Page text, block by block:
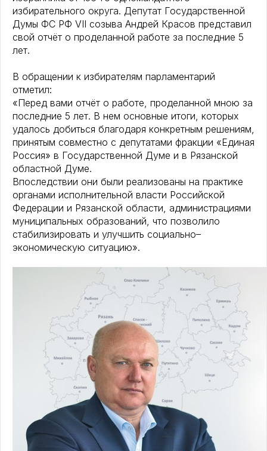
избирательного округа. Депутат Государственной
Думы ФС РФ VII созыва Андрей Красов представил
свой отчёт о проделанной работе за последние 5
лет.
В обращении к избирателям парламентарий
отметил:
«Перед вами отчёт о работе, проделанной мною за
последние 5 лет. В нем основные итоги, которых
удалось добиться благодаря конкретным решениям,
принятым совместно с депутатами фракции «Единая
Россия» в Государственной Думе и в Рязанской
областной Думе.
Впоследствии они были реализованы на практике
органами исполнительной власти Российской
Федерации и Рязанской области, администрациями
муниципальных образований, что позволило
стабилизировать и улучшить социально–
экономическую ситуацию».